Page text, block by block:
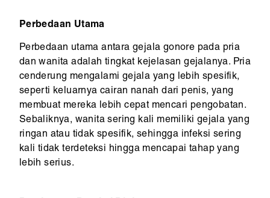
Perbedaan Utama
Perbedaan utama antara gejala gonore pada pria
dan wanita adalah tingkat kejelasan gejalanya. Pria
cenderung mengalami gejala yang lebih spesifik,
seperti keluarnya cairan nanah dari penis, yang
membuat mereka lebih cepat mencari pengobatan.
Sebaliknya, wanita sering kali memiliki gejala yang
ringan atau tidak spesifik, sehingga infeksi sering
kali tidak terdeteksi hingga mencapai tahap yang
lebih serius.